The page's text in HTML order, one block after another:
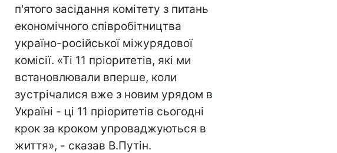
п'ятого засідання комітету з питань
економічного співробітництва
україно-російської міжурядової
комісії. «Ті 11 пріоритетів, які ми
встановлювали вперше, коли
зустрічалися вже з новим урядом в
Україні - ці 11 пріоритетів сьогодні
крок за кроком упроваджуються в
життя», - сказав В.Путін.